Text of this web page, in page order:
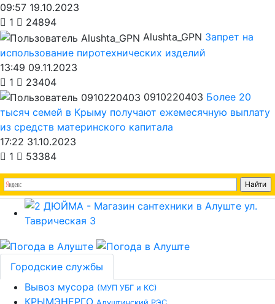
09:57 19.10.2023
1
24894
Alushta_GPN Запрет на
использование пиротехнических изделий
13:49 09.11.2023
1
23404
0910220403 Более 20
тысяч семей в Крыму получают ежемесячную выплату
из средств материнского капитала
17:22 31.10.2023
1
53384
Городские службы
Вывоз мусора (МУП УБГ и КС)